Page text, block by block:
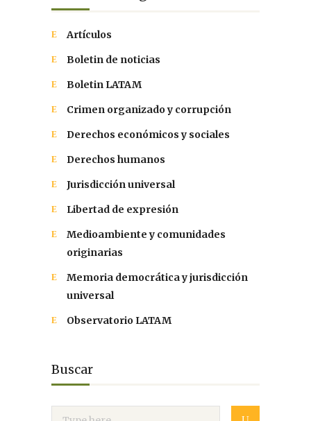
Artículos
Boletin de noticias
Boletin LATAM
Crimen organizado y corrupción
Derechos económicos y sociales
Derechos humanos
Jurisdicción universal
Libertad de expresión
Medioambiente y comunidades
originarias
Memoria democrática y jurisdicción
universal
Observatorio LATAM
Buscar